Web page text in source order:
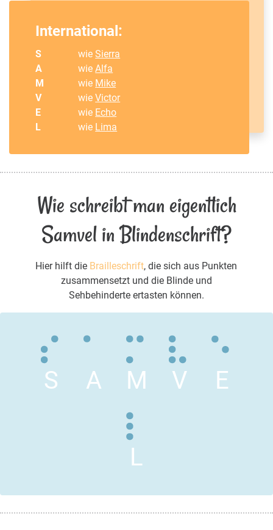
International:
S wieSierra
A
wieAlfa
M
wie Mike
V
wieVictor
E
wie Echo
L
wie Lima
Wie schreibt man eigentlich
Samvel in Blindenschrift?
Hier hilft die Brailleschrift, die sich aus Punkten
zusammensetzt und die Blinde und
Sehbehinderte ertasten können.
S A M V E
L